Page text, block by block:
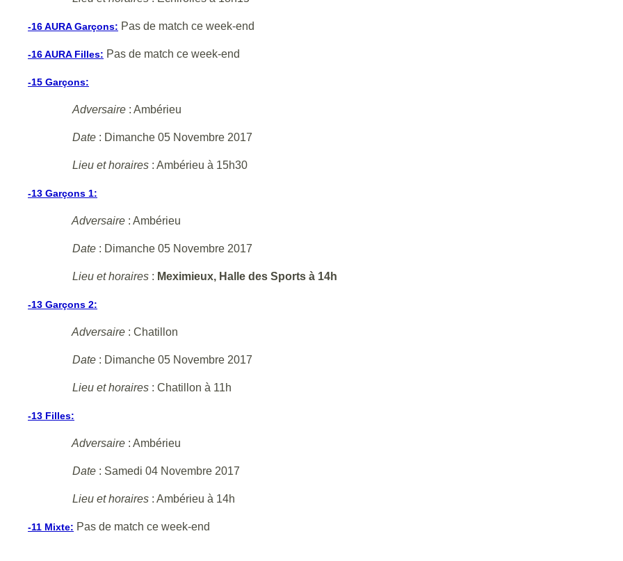
-16 AURA Garçons: Pas de match ce week-end
-16 AURA Filles: Pas de match ce week-end
-15 Garçons:
Adversaire : Ambérieu
Date : Dimanche 05 Novembre 2017
Lieu et horaires : Ambérieu à 15h30
-13 Garçons 1:
Adversaire : Ambérieu
Date : Dimanche 05 Novembre 2017
Lieu et horaires : Meximieux, Halle des Sports à 14h
-13 Garçons 2:
Adversaire : Chatillon
Date : Dimanche 05 Novembre 2017
Lieu et horaires : Chatillon à 11h
-13 Filles:
Adversaire : Ambérieu
Date : Samedi 04 Novembre 2017
Lieu et horaires : Ambérieu à 14h
-11 Mixte: Pas de match ce week-end